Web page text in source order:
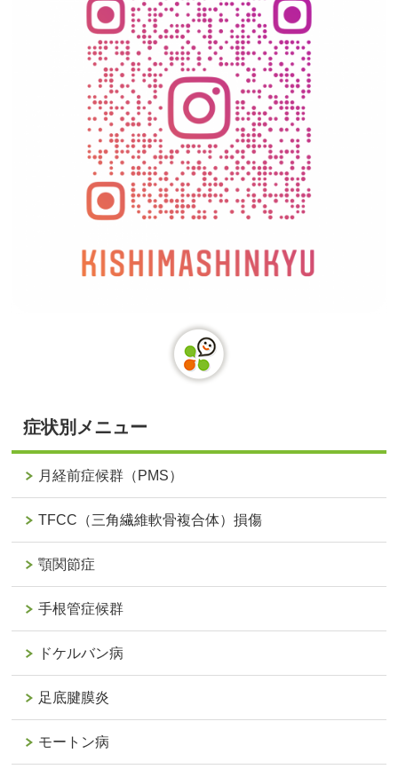
症状別メニュー
月経前症候群（PMS）
TFCC（三角繊維軟骨複合体）損傷
顎関節症
手根管症候群
ドケルバン病
足底腱膜炎
モートン病